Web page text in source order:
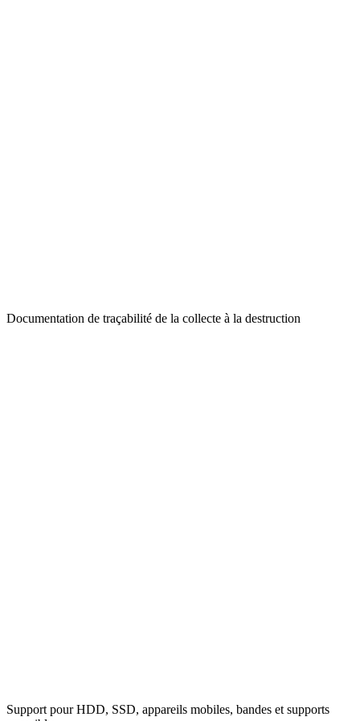
Documentation de traçabilité de la collecte à la destruction
Support pour HDD, SSD, appareils mobiles, bandes et supports